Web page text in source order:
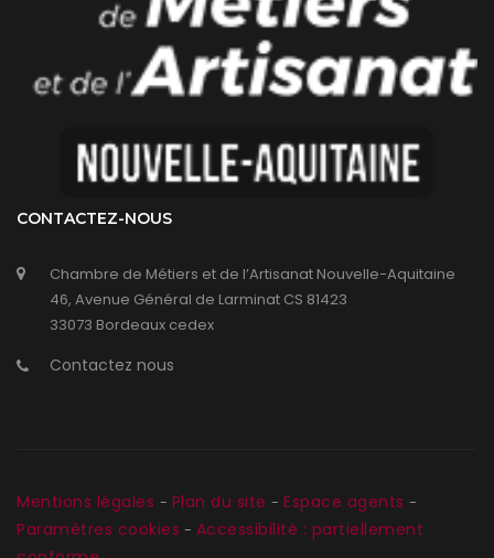
CONTACTEZ-NOUS
Chambre de Métiers et de l’Artisanat Nouvelle-Aquitaine
46, Avenue Général de Larminat CS 81423
33073 Bordeaux cedex
Contactez nous
Mentions légales - Plan du site - Espace agents -
Paramètres cookies - Accessibilité : partiellement